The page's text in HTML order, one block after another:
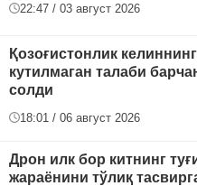
22:47 / 03 август 2026
Қозоғистонлик
кутилмаган талаби
солди
18:01 / 06 август 2026
Дрон илк бор китнинг
жараёнини тўлиқ